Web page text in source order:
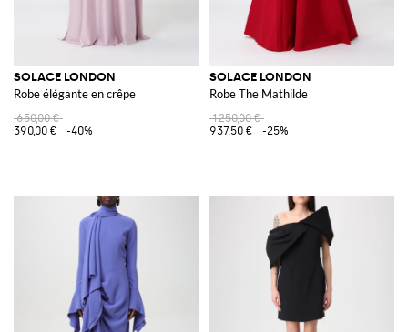
SOLACE LONDON
Robe élégante en crêpe
650,00 €
390,00 €
-40%
SOLACE LONDON
Robe The Mathilde
1 250,00 €
937,50 €
-25%